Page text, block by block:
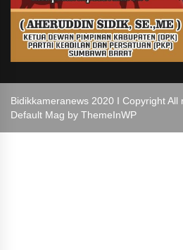
Bidikkameranews 2020 I Copyright
Default Mag by ThemeInWP